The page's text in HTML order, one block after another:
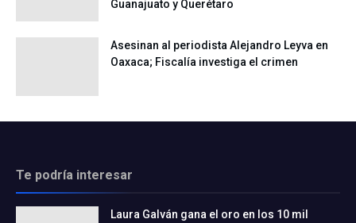
Guanajuato y Querétaro
Asesinan al periodista Alejandro Leyva en
Oaxaca; Fiscalía investiga el crimen
Te podría interesar
Laura Galván gana el oro en los 10 mil